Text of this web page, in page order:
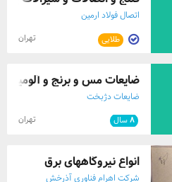
اتصال فولاد ارمین
طلایی تهران
ضایعات مس و برنج و
ضایعات دژبخت
۸سال تهران
انواع نیروگاههای برق
شرکت اهرام فناوری آذرخش